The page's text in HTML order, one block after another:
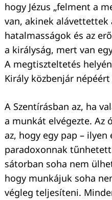
hogy Jézus „felment a
van, akinek alávettettek
hatalmasságok és az
a királyság, mert van
A megtiszteltetés
Király közbenjár népéért
A Szentírásban az, ha
a munkát elvégezte. Az
az, hogy egy pap – ilyen
paradoxonnak
sátorban soha nem
hogy munkájuk soha
végleg teljesíteni.
Keresés: